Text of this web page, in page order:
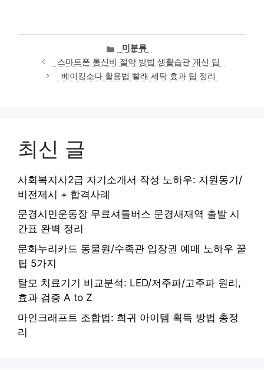
카
테
고
리
미분류
스마트폰 통신비 절약 방법 생활습관 개선 팁
베이킹소다 활용법 빨래 세탁 효과 팁 정리
최신 글
사회복지사2급 자기소개서 작성 노하우: 지원동기/
비전제시 + 합격사례
문경시민운동장 무료셔틀버스 문경새재역 출발 시
간표 완벽 정리
문화누리카드 동물원/수족관 입장권 예매 노하우 꿀
팁 5가지
탈모 치료기기 비교분석: LED/저주파/고주파 원리,
효과 검증 A to Z
마인크래프트 조합법: 희귀 아이템 획득 방법 총정
리